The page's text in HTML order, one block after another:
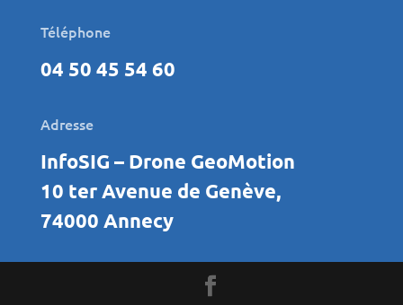
Téléphone
04 50 45 54 60
Adresse
InfoSIG – Drone GeoMotion
10 ter Avenue de Genève,
74000 Annecy